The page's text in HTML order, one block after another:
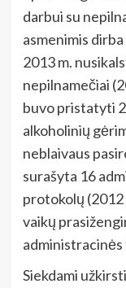
darbui su
asmenimis
2013 m.
nepilnamečiai
buvo pristatyti
alkoholinių
neblaivaus
surašyta 16
protokolų (2012
vaikų
Siekdami